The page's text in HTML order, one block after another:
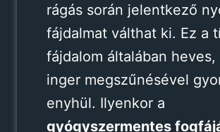
rágás során jelentkező
fájdalmat válthat ki. Ez a
fájdalom általában heves,
inger megszűnésével
enyhül. Ilyenkor a
gyógyszermentes